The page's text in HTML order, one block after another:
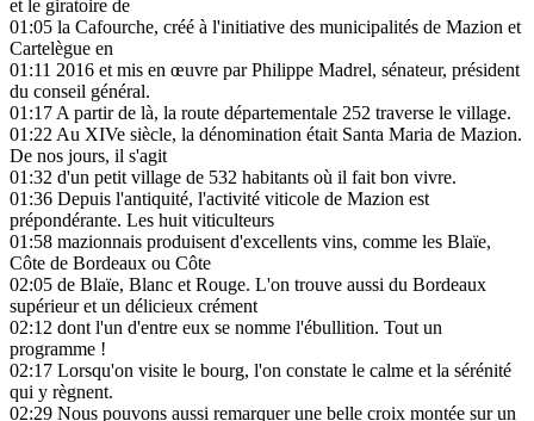
et le giratoire de
01:05 la Cafourche, créé à l'initiative des municipalités de Mazion et
Cartelègue en
01:11 2016 et mis en œuvre par Philippe Madrel, sénateur, président
du conseil général.
01:17A partir de là, la route départementale 252 traverse le village.
01:22Au XIVe siècle, la dénomination était Santa Maria de Mazion.
De nos jours, il s'agit
01:32 d'un petit village de 532 habitants où il fait bon vivre.
01:36 Depuis l'antiquité, l'activité viticole de Mazion est
prépondérante. Les huit viticulteurs
01:58 mazionnais produisent d'excellents vins, comme les Blaïe,
Côte de Bordeaux ou Côte
02:05 de Blaïe, Blanc et Rouge. L'on trouve aussi du Bordeaux
supérieur et un délicieux crément
02:12 dont l'un d'entre eux se nomme l'ébullition. Tout un
programme !
02:17 Lorsqu'on visite le bourg, l'on constate le calme et la sérénité
qui y règnent.
02:29 Nous pouvons aussi remarquer une belle croix montée sur un